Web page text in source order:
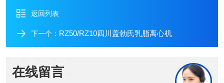
返回列表
下一个： RZ50/RZ10四川盖勃氏乳脂离心机
在线留言